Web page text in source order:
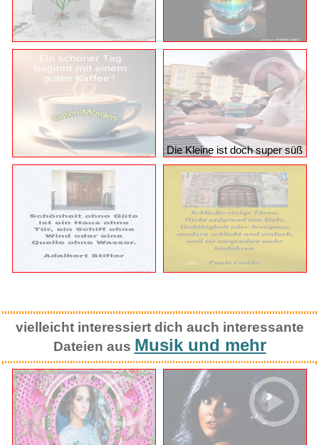
Die Kleine ist doch super süß
vielleicht interessiert dich auch interessante
Dateien aus Musik und mehr